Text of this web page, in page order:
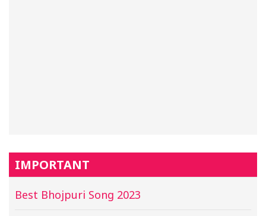
IMPORTANT
Best Bhojpuri Song 2023